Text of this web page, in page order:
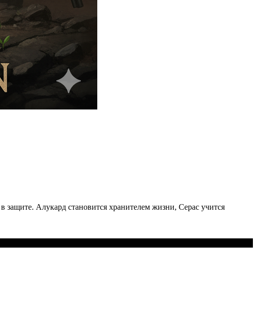
защите. Алукард становится хранителем жизни, Серас учится